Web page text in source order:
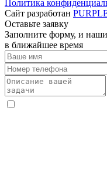
Политика
Сайт разработан
Оставьте заявку
Заполните форму, и
в ближайшее время